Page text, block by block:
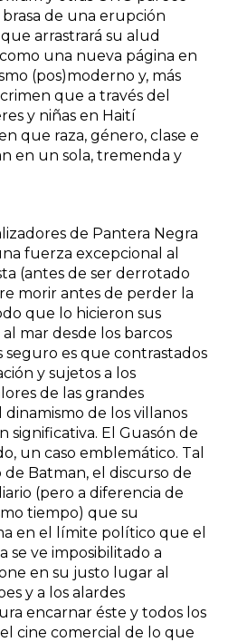
de una erupción
arrastrará su alud
una nueva página en
(pos)moderno y, más
que a través del
y niñas en Haití
que raza, género, clase e
en un sola, tremenda y
de Pantera Negra
fuerza excepcional al
(antes de ser derrotado
morir antes de perder la
que lo hicieron sus
mar desde los barcos
seguro es que contrastados
y sujetos a los
de las grandes
de los villanos
significativa. El Guasón de
un caso emblemático. Tal
Batman, el discurso de
(pero a diferencia de
tiempo) que su
en el límite político que el
se ve imposibilitado a
en su justo lugar al
y a los alardes
encarnar éste y todos los
cine comercial de lo que